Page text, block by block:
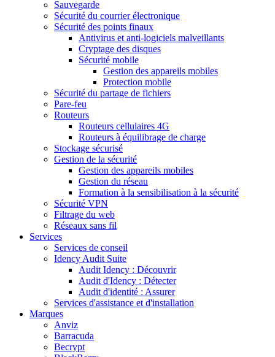
Sauvegarde
Sécurité du courrier électronique
Sécurité des points finaux
Antivirus et anti-logiciels malveillants
Cryptage des disques
Sécurité mobile
Gestion des appareils mobiles
Protection mobile
Sécurité du partage de fichiers
Pare-feu
Routeurs
Routeurs cellulaires 4G
Routeurs à équilibrage de charge
Stockage sécurisé
Gestion de la sécurité
Gestion des appareils mobiles
Gestion du réseau
Formation à la sensibilisation à la sécurité
Sécurité VPN
Filtrage du web
Réseaux sans fil
Services
Services de conseil
Idency Audit Suite
Audit Idency : Découvrir
Audit d'Idency : Détecter
Audit d'identité : Assurer
Services d'assistance et d'installation
Marques
Anviz
Barracuda
Becrypt